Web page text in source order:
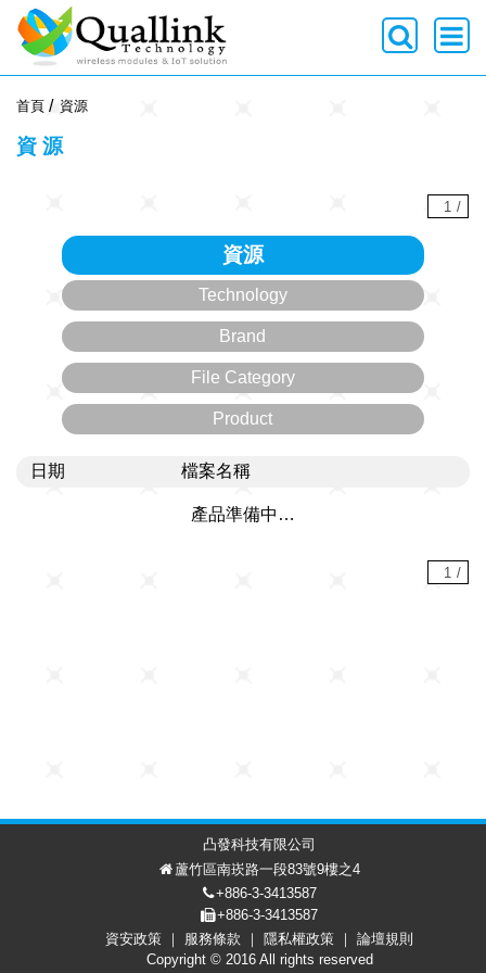
會員中心
首頁 資源
資源
1 /
資源
Technology
Brand
File Category
Product
日期 檔案名稱
產品準備中…
1 /
凸發科技有限公司
蘆竹區南崁路一段83號9樓之4
+886-3-3413587
+886-3-3413587
資安政策
服務條款 隱私權政策
論壇規則
Copyright © 2016 All rights reserved